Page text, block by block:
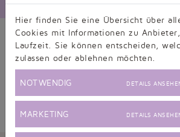
Hier finden Sie eine Übersicht über
Cookies mit Informationen zu
Laufzeit. Sie können entscheiden,
zulassen oder ablehnen möchten.
NOTWENDIG DETAILS
MARKETING DETAILS